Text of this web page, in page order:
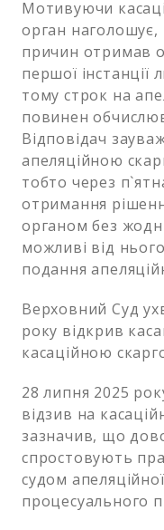
Мотивуючи
орган
причин отримав
першої інстанції
тому строк на
повинен
Відповідач
апеляційною
тобто через
отримання
органом без
можливі від
подання
Верховний Суд
року відкрив
касаційною
28 липня 2025
відзив на
зазначив, що
спростовують
судом
процесуального